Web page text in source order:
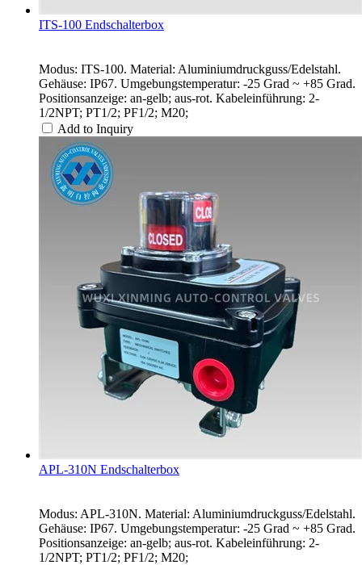
ITS-100 Endschalterbox
Modus: ITS-100. Material: Aluminiumdruckguss/Edelstahl.
Gehäuse: IP67. Umgebungstemperatur: -25 Grad ~ +85 Grad.
Positionsanzeige: an-gelb; aus-rot. Kabeleinführung: 2-
1/2NPT; PT1/2; PF1/2; M20;
Add to Inquiry
APL-310N Endschalterbox
Modus: APL-310N. Material: Aluminiumdruckguss/Edelstahl.
Gehäuse: IP67. Umgebungstemperatur: -25 Grad ~ +85 Grad.
Positionsanzeige: an-gelb; aus-rot. Kabeleinführung: 2-
1/2NPT; PT1/2; PF1/2; M20;